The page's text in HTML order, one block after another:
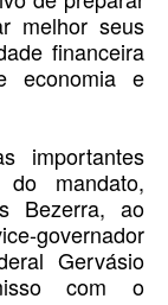
melhor seus
financeira
economia e
importantes
mandato,
Bezerra, ao
governador
Gervásio
com o